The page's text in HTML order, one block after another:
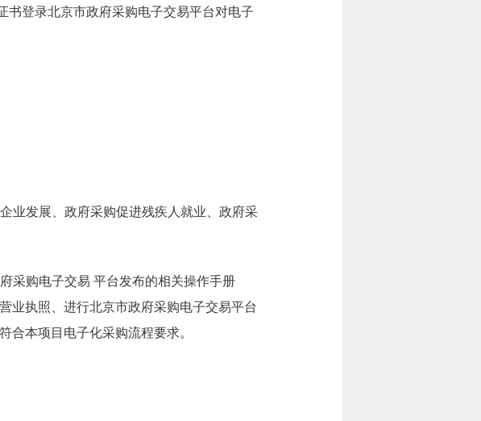
书登录北京市政府采购电子交易平台对电子
业发展、政府采购促进残疾人就业、政府采
采购电子交易 平台发布的相关操作手册
业执照、进行北京市政府采购电子交易平台
合本项目电子化采购流程要求。